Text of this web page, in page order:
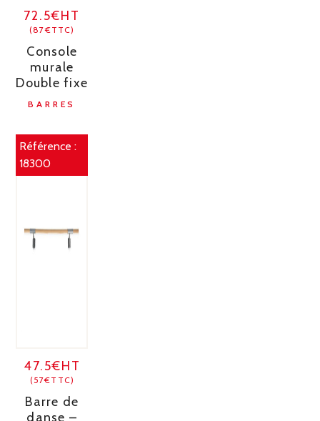
72.5€HT
(87€TTC)
Console
murale
Double fixe
BARRES
Référence :
18300
47.5€HT
(57€TTC)
Barre de
danse –